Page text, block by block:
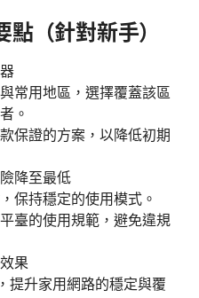
（針對新手）
常用地區，選擇覆蓋該區
。
保證的方案，以降低初期
降至最低
保持穩定的使用模式。
臺的使用規範，避免違規
果
提升家用網路的穩定與覆